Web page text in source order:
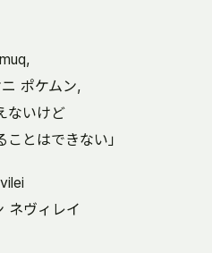
ポケムン,
ないけど
とはできない」
ネヴィレイ